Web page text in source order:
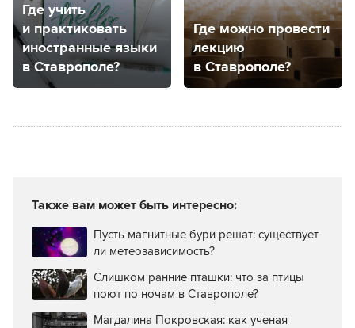
Где учить
и практиковать
иностранные языки
в Ставрополе?
Где можно провести
лекцию
в Ставрополе?
Также вам может быть интересно:
Пусть магнитные бури решат: существует
ли метеозависимость?
Слишком ранние пташки: что за птицы
поют по ночам в Ставрополе?
Магдалина Покровская: как ученая